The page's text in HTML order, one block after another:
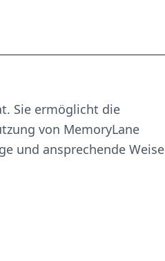
Sie ermöglicht die
von MemoryLane
und ansprechende Weise